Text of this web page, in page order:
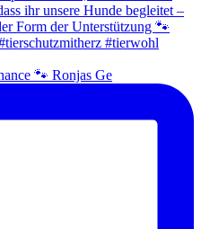
🐾 Ronjas Ge